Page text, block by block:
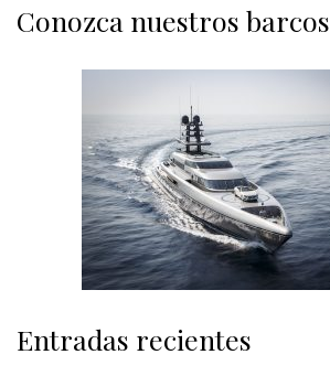
Conozca nuestros barcos
Entradas recientes